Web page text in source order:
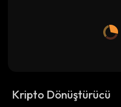
Kripto Dönüştürücü